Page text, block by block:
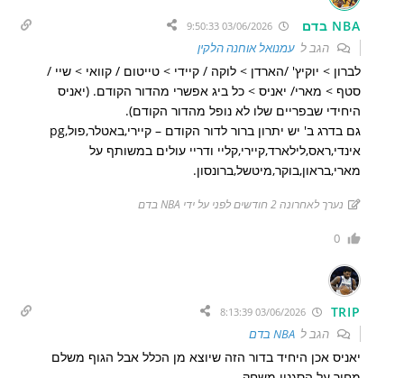
NBA בדם 03/06/2026 9:50:33
הגב לעמנואל אוחנה הלקין
לברון > יוקיץ' /הארדן > לוקה / קיידי > טייטום / קוואי > שיי /
סטף > מארי/ יאניס > כל ביג אפשרי מהדור הקודם. (יאניס
היחידי שבפריים שלו לא נופל מהדור הקודם).
גם בדרג ב' יש יתרון ברור לדור הקודם – קיירי,באטלר,פול,pg
אינדי,ראס,לילארד,קיירי,קליי ודריי עולים במשותף על
מארי,בראון,בוקר,מיטשל,ברונסון.
נערך לאחרונה 2 חודשים לפני על ידי NBA בדם
0
TRIP
03/06/2026 8:13:39
הגב לNBA בדם
יאניס אכן היחיד בדור הזה שיוצא מן הכלל אבל הגוף משלם